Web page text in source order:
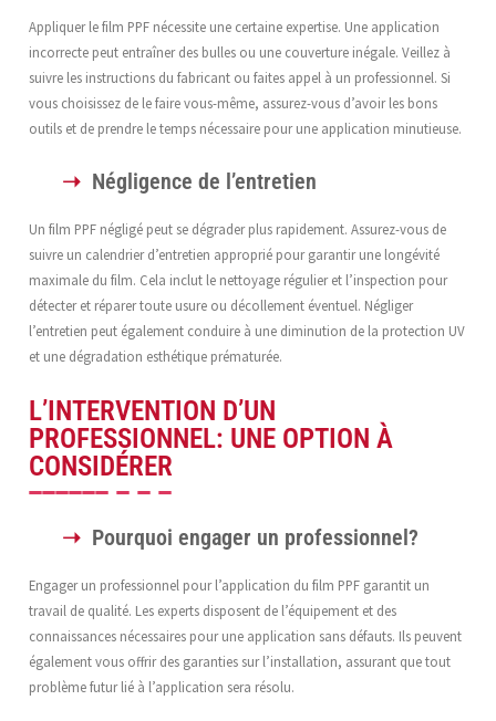
Appliquer le film PPF nécessite une certaine expertise. Une application
incorrecte peut entraîner des bulles ou une couverture inégale. Veillez à
suivre les instructions du fabricant ou faites appel à un professionnel. Si
vous choisissez de le faire vous-même, assurez-vous d’avoir les bons
outils et de prendre le temps nécessaire pour une application minutieuse.
Négligence de l’entretien
Un film PPF négligé peut se dégrader plus rapidement. Assurez-vous de
suivre un calendrier d’entretien approprié pour garantir une longévité
maximale du film. Cela inclut le nettoyage régulier et l’inspection pour
détecter et réparer toute usure ou décollement éventuel. Négliger
l’entretien peut également conduire à une diminution de la protection UV
et une dégradation esthétique prématurée.
L’INTERVENTION D’UN
PROFESSIONNEL: UNE OPTION À
CONSIDÉRER
Pourquoi engager un professionnel?
Engager un professionnel pour l’application du film PPF garantit un
travail de qualité. Les experts disposent de l’équipement et des
connaissances nécessaires pour une application sans défauts. Ils peuvent
également vous offrir des garanties sur l’installation, assurant que tout
problème futur lié à l’application sera résolu.